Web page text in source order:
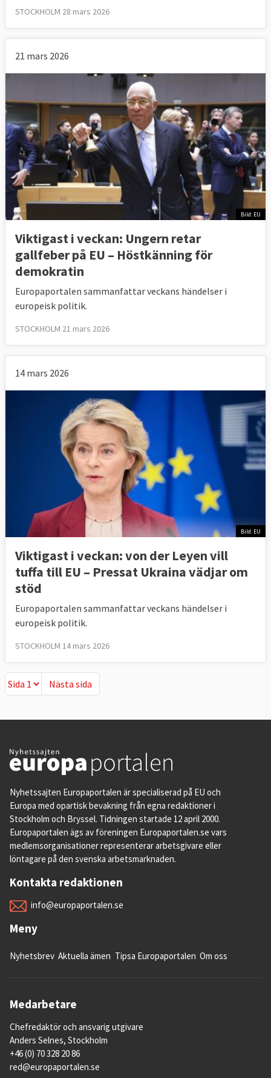
STOCKHOLM 28 mars 2026
21 mars 2026
Bild: EU
Viktigast i veckan: Ungern retar
gallfeber på EU – Höstkänning för
demokratin
Europaportalen sammanfattar veckans händelser i
europeisk politik.
STOCKHOLM 21 mars 2026
14 mars 2026
Bild: EU
Viktigast i veckan: von der Leyen vill
tuffa till EU – Pressat Ukraina vädjar om
stöd
Europaportalen sammanfattar veckans händelser i
europeisk politik.
STOCKHOLM 14 mars 2026
Nästa sida
Nästa sida
Nyhetssajten Europaportalen är specialiserad på EU och
Europa med opartisk bevakning från egna redaktioner i
Stockholm och Bryssel. Tidningen startade 12 april 2000.
Europaportalen ägs av föreningen Europaportalen.se vars
medlemsorganisationer representerar arbetsgivare eller
löntagare på den svenska arbetsmarknaden.
Kontakta redaktionen
info@europaportalen.se
Meny
Nyhetsbrev Aktuella ämen Tipsa Europaportalen Om oss
Medarbetare
Chefredaktör och ansvarig utgivare
Anders Selnes, Stockholm
+46 (0) 70 328 20 86
red@europaportalen.se